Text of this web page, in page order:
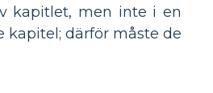
kapitlet, men inte i en
kapitel; därför måste de